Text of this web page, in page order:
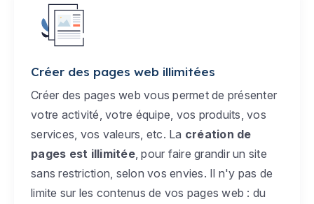
Créer des pages web illimitées
Créer des pages web vous permet de présenter
votre activité, votre équipe, vos produits, vos
services, vos valeurs, etc. La création de
pages est illimitée, pour faire grandir un site
sans restriction, selon vos envies. Il n'y pas de
limite sur les contenus de vos pages web : du